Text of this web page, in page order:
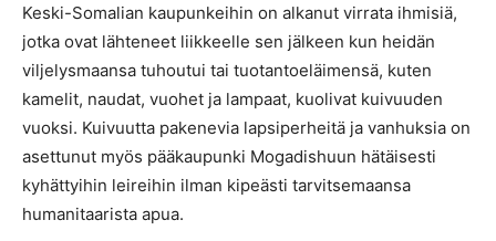
Keski-Somalian kaupunkeihin on alkanut virrata ihmisiä,
jotka ovat lähteneet liikkeelle sen jälkeen kun heidän
viljelysmaansa tuhoutui tai tuotantoeläimensä, kuten
kamelit, naudat, vuohet ja lampaat, kuolivat kuivuuden
vuoksi. Kuivuutta pakenevia lapsiperheitä ja vanhuksia on
asettunut myös pääkaupunki Mogadishuun hätäisesti
kyhättyihin leireihin ilman kipeästi tarvitsemaansa
humanitaarista apua.